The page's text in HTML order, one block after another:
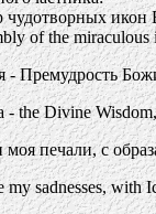
чудотворных икон
of the
- Премудрость
- the Divine
моя печали, с
my sadnesses, with